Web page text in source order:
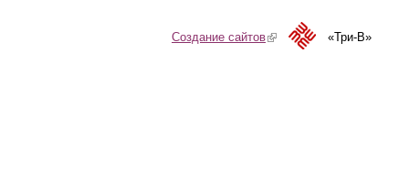
Создание сайтов(link is external)«Три-В»